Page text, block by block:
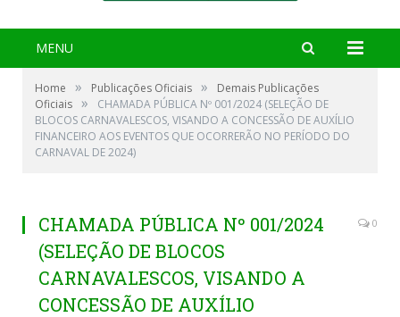
MENU
Home » Publicações Oficiais »
Demais Publicações
Oficiais »
CHAMADA PÚBLICA Nº 001/2024 (SELEÇÃO DE
BLOCOS CARNAVALESCOS, VISANDO A CONCESSÃO DE AUXÍLIO
FINANCEIRO AOS EVENTOS QUE OCORRERÃO NO PERÍODO DO
CARNAVAL DE 2024)
CHAMADA PÚBLICA Nº 001/2024
(SELEÇÃO DE BLOCOS
CARNAVALESCOS, VISANDO A
CONCESSÃO DE AUXÍLIO
0